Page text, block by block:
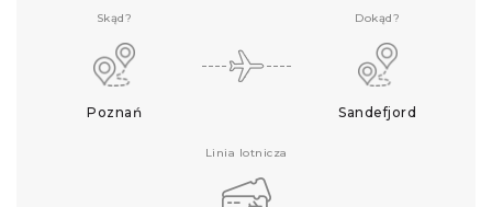
Skąd?
Poznań
Dokąd?
Sandefjord
Linia lotnicza